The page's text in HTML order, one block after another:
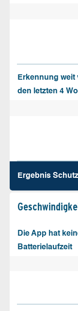
Erkennung weit
den letzten 4
Ergebnis
Die App hat
Batterielaufzeit